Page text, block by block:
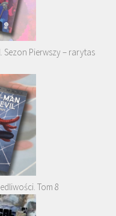
Sezon Pierwszy – rarytas
Tom 8